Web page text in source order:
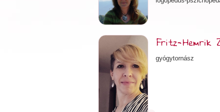
Fritz-Hemrik
gyógytornász